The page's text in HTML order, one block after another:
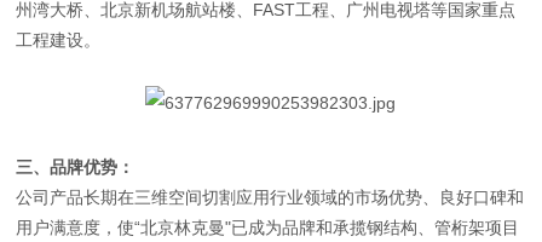
州湾大桥、北京新机场航站楼、FAST工程、广州电视塔等国家重点
工程建设。
三、品牌优势：
公司产品长期在三维空间切割应用行业领域的市场优势、良好口碑和
用户满意度，使“北京林克曼"已成为品牌和承揽钢结构、管桁架项目